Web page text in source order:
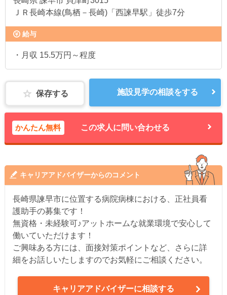
ＪＲ長崎本線(鳥栖－長崎)「西諫早駅」徒歩7分
給与
・月収 15.5万円～程度
保存する 施設見学の相談をする
かんたん無料 この求人に問い合わせる
キャリアアドバイザーからのコメント
長崎県諫早市に位置する病院病棟における、正社員看
護助手の募集です！
無資格・未経験可♪アットホームな就業環境で安心して
働いていただけます！
ご興味ある方には、面接対策ポイントなど、さらに詳
細をお話しいたしますのでお気軽にご相談ください。
キャリアアドバイザーに相談する